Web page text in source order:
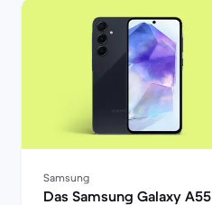
Samsung
Das Samsung Galaxy A55